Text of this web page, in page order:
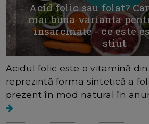
Acid folic sau folat?
mai buna varianta
insarcinate - ce este
stiut
Acidul folic este o vitamină
reprezintă forma sintetică a
prezent în mod natural în